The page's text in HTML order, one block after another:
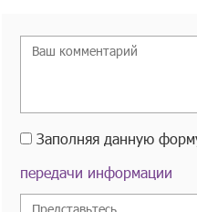
Заполняя данную
передачи информации